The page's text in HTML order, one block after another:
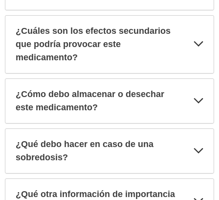
¿Cuáles son los efectos secundarios
que podría provocar este
medicamento?
¿Cómo debo almacenar o desechar
este medicamento?
¿Qué debo hacer en caso de una
sobredosis?
¿Qué otra información de importancia